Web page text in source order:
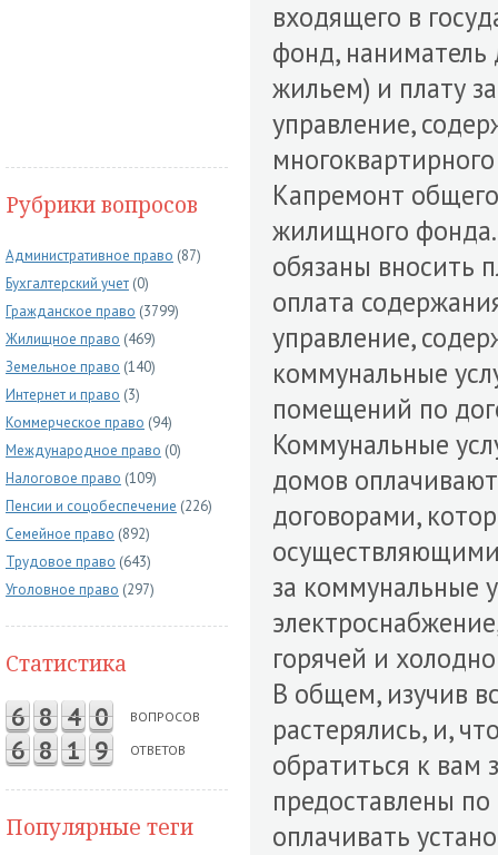
Рубрики вопросов
Административное право (87)
Бухгалтерский учет (0)
Гражданское право (3799)
Жилищное право (469)
Земельное право (140)
Интернет и право (3)
Коммерческое право (94)
Международное право (0)
Налоговое право (109)
Пенсии и соцобеспечение (226)
Семейное право (892)
Трудовое право (643)
Уголовное право (297)
Статистика
6 8 4 0 ВОПРОСОВ
6 8 1 9 ОТВЕТОВ
Популярные теги
входящего в
фонд, наниматель
жильем) и плату
управление,
Капремонт
жилищного
обязаны вносить
оплата
управление,
коммунальные
помещений по
Коммунальные
домов
договорами,
за коммунальные
горячей и
В общем, изучив
растерялись, и,
обратиться к вам
предоставлены
оплачивать